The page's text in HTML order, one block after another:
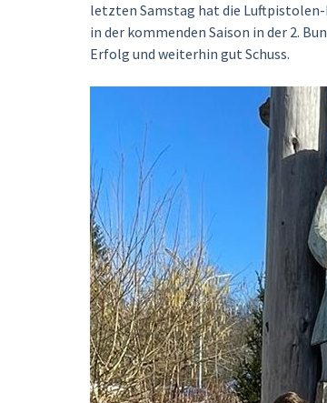
letzten Samstag hat die
in der kommenden Saison in der 2.
Erfolg und weiterhin gut Schuss.